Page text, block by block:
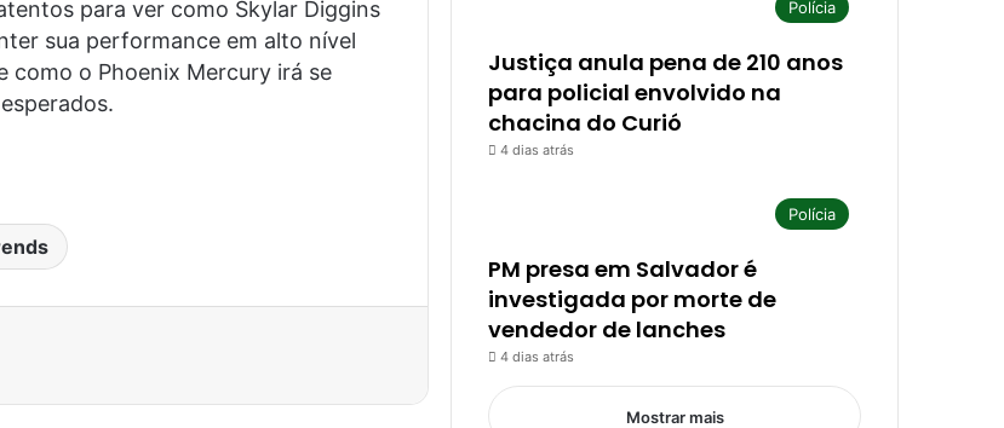
para ver como Skylar Diggins
sua performance em alto nível
o Phoenix Mercury irá se
Polícia
Justiça anula pena de 210 anos
para policial envolvido na
chacina do Curió
4 dias atrás
Polícia
PM presa em Salvador é
investigada por morte de
vendedor de lanches
4 dias atrás
Mostrar mais